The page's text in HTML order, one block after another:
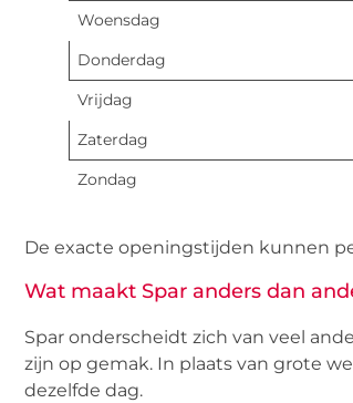
Woensdag
Donderdag
Vrijdag
Zaterdag
Zondag
De exacte openingstijden kunnen
Wat maakt Spar anders dan
Spar onderscheidt zich van veel
zijn op gemak. In plaats van grote
dezelfde dag.